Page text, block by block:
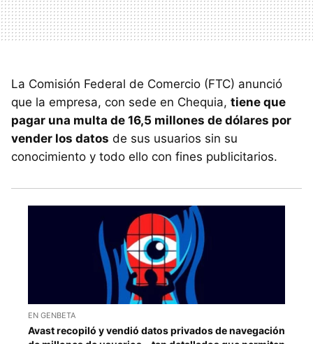
La Comisión Federal de Comercio (FTC) anunció
que la empresa, con sede en Chequia, tiene que
pagar una multa de 16,5 millones de dólares por
vender los datos de sus usuarios sin su
conocimiento y todo ello con fines publicitarios.
EN GENBETA
Avast recopiló y vendió datos privados de navegación